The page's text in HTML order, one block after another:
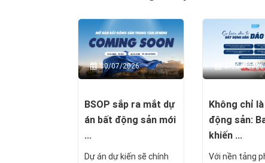
30/07/2026
BSOP sắp ra mắt dự
án bất động sản mới
...
Dự án dự kiến sẽ chính
27/06/2026
Không chỉ
động sản:
khiến ...
Với nền tảng